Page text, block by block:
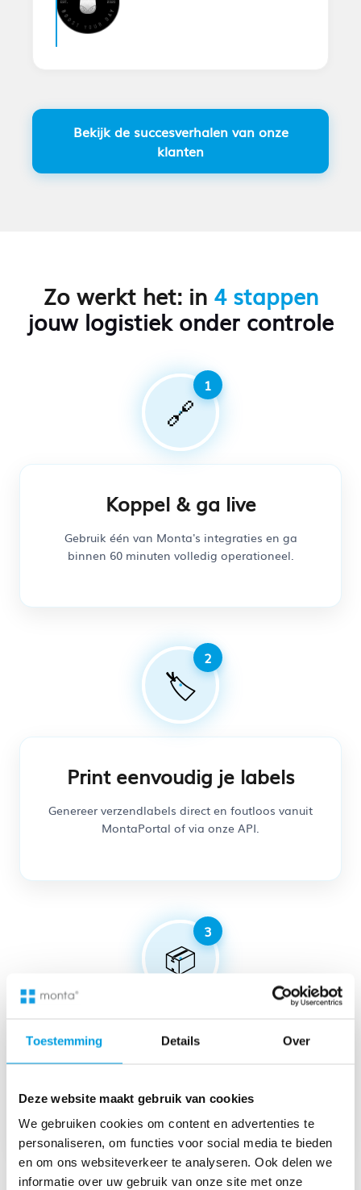
Toestemming Details Over
Deze website maakt gebruik van cookies
We gebruiken cookies om content en advertenties te
personaliseren, om functies voor social media te bieden
en om ons websiteverkeer te analyseren. Ook delen we
informatie over uw gebruik van onze site met onze
Bekijk de succesverhalen van onze
klanten
Zo werkt het: in 4 stappen
jouw logistiek onder controle
Koppel & ga live
Gebruik één van Monta's integraties en ga
binnen 60 minuten volledig operationeel.
🔗
Print eenvoudig je labels
Genereer verzendlabels direct en foutloos vanuit
MontaPortal of via onze API.
🏷️
Drop‑off of pick‑up
of pakketpunt, of laat ze door ons ophalen.
📦